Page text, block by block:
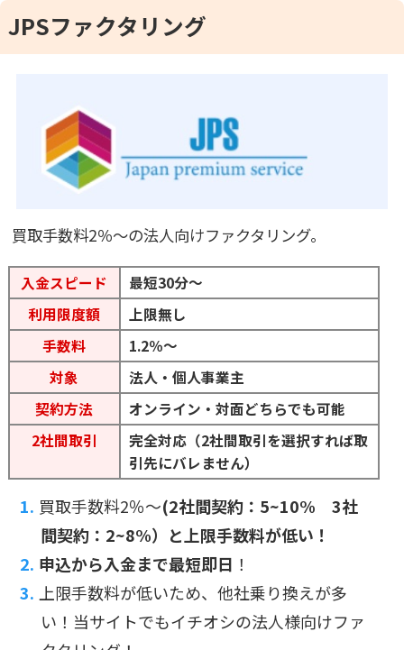
JPSファクタリング
買取手数料2％〜の法人向けファクタリング。
入金スピード
最短30分〜
利用限度額
上限無し
手数料
1.2％～
対象
法人・個人事業主
契約方法
オンライン・対面どちらでも可能
2社間取引
完全対応（2社間取引を選択すれば取
引先にバレません）
買取手数料2％〜(2社間契約：5~10% 3社
間契約：2~8%）と上限手数料が低い！
申込から入金まで最短即日 ！
上限手数料が低いため、他社乗り換えが多
い！当サイトでもイチオシの法人様向けファ